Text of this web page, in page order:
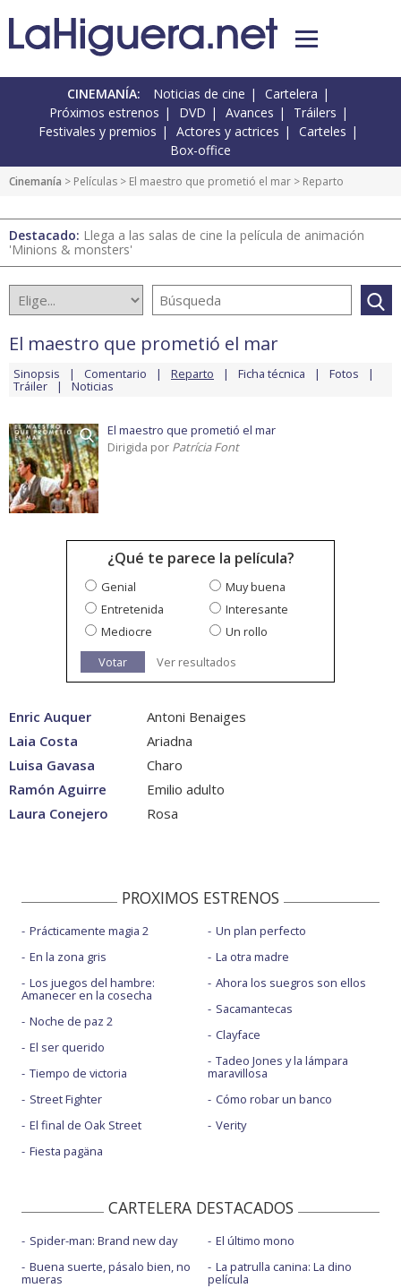
CINEMANÍA: Noticias de cine
Cartelera
Próximos estrenos
DVD Avances
Tráilers
Festivales y premios
Actores y actrices
Carteles
Box-office
Cinemanía > Películas > El maestro que prometió el mar > Reparto
Destacado: Llega a las salas de cine la película de animación
'Minions & monsters'
El maestro que prometió el mar
Sinopsis Comentario Reparto Ficha técnica Fotos
Tráiler Noticias
El maestro que prometió el mar
Dirigida por Patrícia Font
¿Qué te parece la película?
Genial
Muy buena
Entretenida
Interesante
Mediocre
Un rollo
Votar
Ver resultados
Enric Auquer
Antoni Benaiges
Laia Costa
Ariadna
Luisa Gavasa
Charo
Ramón Aguirre
Emilio adulto
Laura Conejero
Rosa
PROXIMOS ESTRENOS
Prácticamente magia 2
En la zona gris
Los juegos del hambre:
Amanecer en la cosecha
Noche de paz 2
El ser querido
Tiempo de victoria
Street Fighter
El final de Oak Street
Fiesta pagäna
Un plan perfecto
La otra madre
Ahora los suegros son ellos
Sacamantecas
Clayface
Tadeo Jones y la lámpara
maravillosa
Cómo robar un banco
Verity
CARTELERA DESTACADOS
Spider-man: Brand new day
Buena suerte, pásalo bien, no
mueras
El último mono
La patrulla canina: La dino
película